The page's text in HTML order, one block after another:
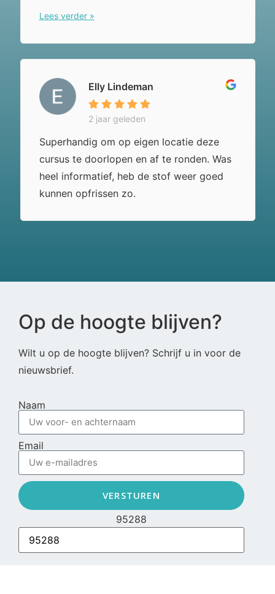
Lees verder »
Elly Lindeman
2 jaar geleden
Superhandig om op eigen locatie deze
cursus te doorlopen en af te ronden. Was
heel informatief, heb de stof weer goed
kunnen opfrissen zo.
Op de hoogte blijven?
Wilt u op de hoogte blijven? Schrijf u in voor de
nieuwsbrief.
Naam
Email
VERSTUREN
95288